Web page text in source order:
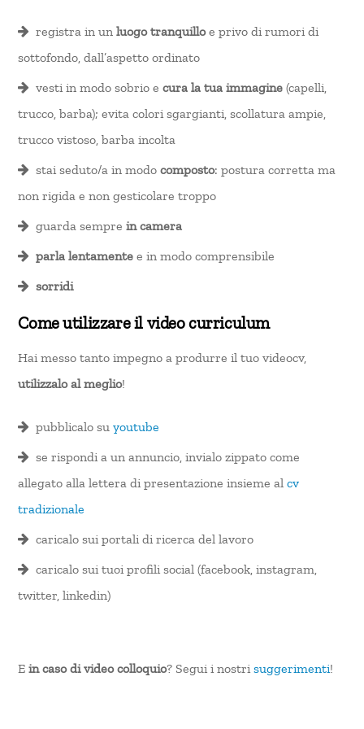
registra in unluogo tranquilloe privo di rumori di
sottofondo, dall’aspetto ordinato
vesti in modo sobrio ecura la tua immagine (capelli,
trucco, barba); evita colori sgargianti, scollatura ampie,
trucco vistoso, barba incolta
stai seduto/a in modocomposto: postura corretta ma
non rigida e non gesticolare troppo
guarda semprein camera
parla lentamente e in modo comprensibile
sorridi
Come utilizzare il video curriculum
Hai messo tanto impegno a produrre il tuo videocv,
utilizzalo al meglio!
pubblicalo suyoutube
se rispondi a un annuncio, invialo zippato come
allegato alla lettera di presentazione insieme alcv
tradizionale
caricalo sui portali di ricerca del lavoro
caricalo sui tuoi profili social (facebook, instagram,
twitter, linkedin)
E in caso di video colloquio? Segui i nostrisuggerimenti!